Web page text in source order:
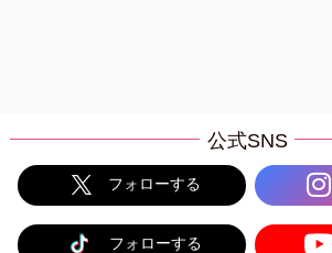
公式SNS
フォローする
フォローする